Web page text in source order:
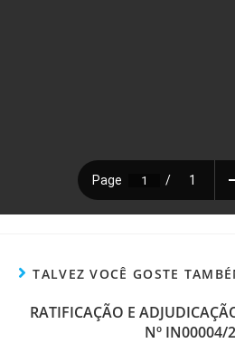
TALVEZ VOCÊ GOSTE
RATIFICAÇÃO E
Nº IN00004/